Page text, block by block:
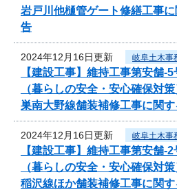
岩戸川他樋管ゲート修繕工事
告
2024年12月16日更新 岐阜土木事
【建設工事】維持工事第安舗
（暮らしの安全・安心確保対
巣南大野線舗装補修工事に関
2024年12月16日更新 岐阜土木事
【建設工事】維持工事第安舗
（暮らしの安全・安心確保対
稲沢線ほか舗装補修工事に関